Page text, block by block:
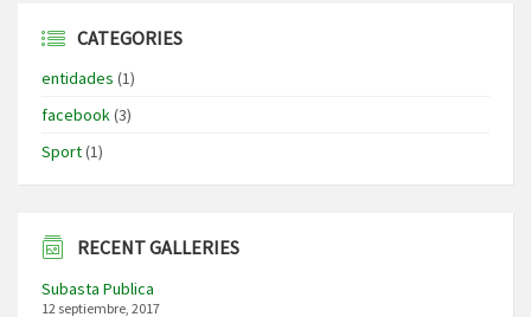
CATEGORIES
entidades (1)
facebook(3)
Sport(1)
RECENT GALLERIES
Subasta Publica
12 septiembre, 2017